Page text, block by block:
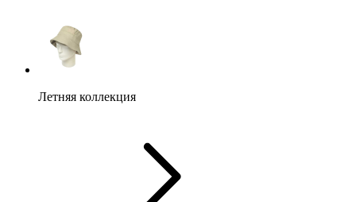
Летняя коллекция